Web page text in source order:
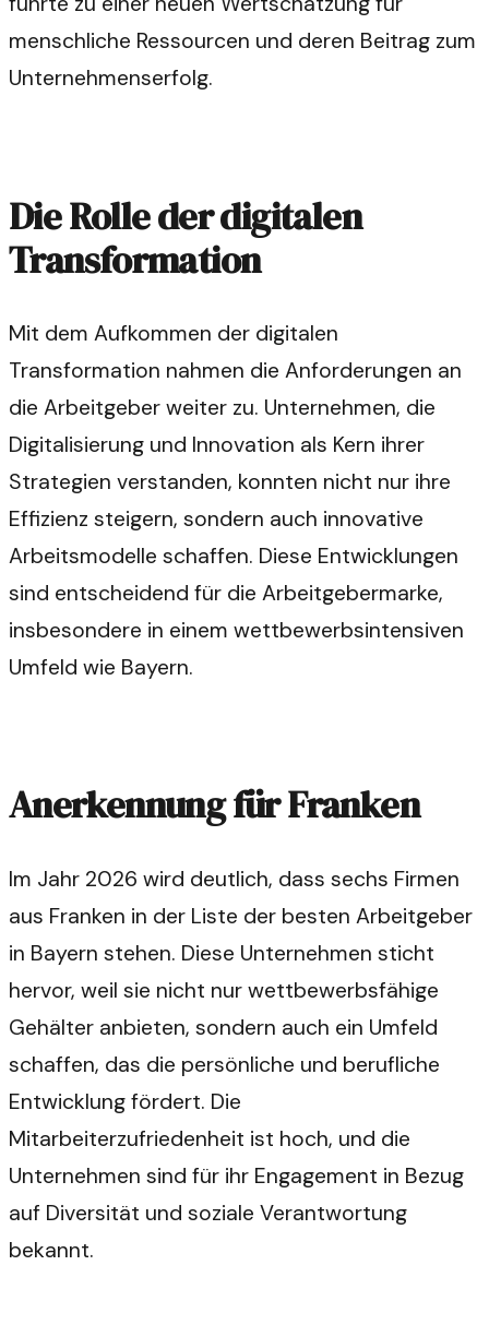
menschliche Ressourcen und deren Beitrag zum
Unternehmenserfolg.
Die Rolle der digitalen
Transformation
Mit dem Aufkommen der digitalen
Transformation nahmen die Anforderungen an
die Arbeitgeber weiter zu. Unternehmen, die
Digitalisierung und Innovation als Kern ihrer
Strategien verstanden, konnten nicht nur ihre
Effizienz steigern, sondern auch innovative
Arbeitsmodelle schaffen. Diese Entwicklungen
sind entscheidend für die Arbeitgebermarke,
insbesondere in einem wettbewerbsintensiven
Umfeld wie Bayern.
Anerkennung für Franken
Im Jahr 2026 wird deutlich, dass sechs Firmen
aus Franken in der Liste der besten Arbeitgeber
in Bayern stehen. Diese Unternehmen sticht
hervor, weil sie nicht nur wettbewerbsfähige
Gehälter anbieten, sondern auch ein Umfeld
schaffen, das die persönliche und berufliche
Entwicklung fördert. Die
Mitarbeiterzufriedenheit ist hoch, und die
Unternehmen sind für ihr Engagement in Bezug
auf Diversität und soziale Verantwortung
bekannt.